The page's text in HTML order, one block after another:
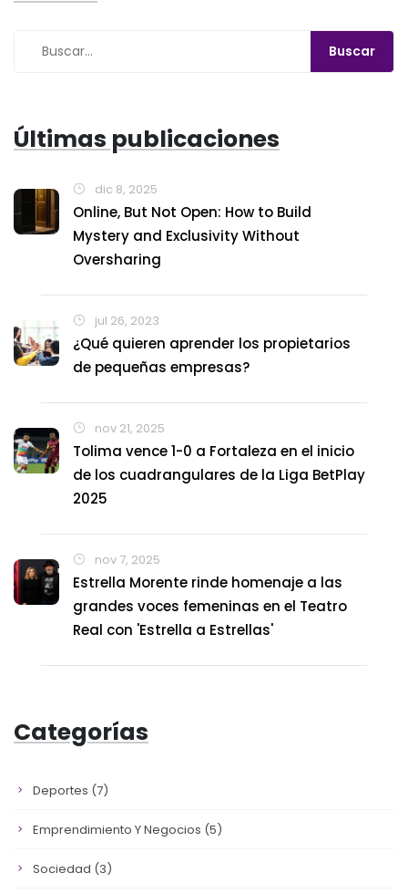
Últimas publicaciones
dic 8, 2025
Online, But Not Open: How to Build
Mystery and Exclusivity Without
Oversharing
jul 26, 2023
¿Qué quieren aprender los propietarios
de pequeñas empresas?
nov 21, 2025
Tolima vence 1-0 a Fortaleza en el inicio
de los cuadrangulares de la Liga BetPlay
2025
nov 7, 2025
Estrella Morente rinde homenaje a las
grandes voces femeninas en el Teatro
Real con 'Estrella a Estrellas'
Categorías
Deportes (7)
Emprendimiento Y Negocios (5)
Sociedad (3)